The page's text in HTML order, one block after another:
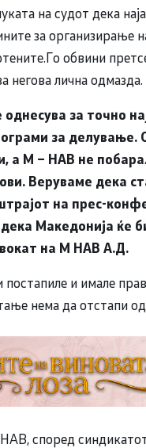
на судот дека
за организирање
обвини
негова лична одмазда.
за точно
за делување.
а М – НАВ не
Веруваме дека
на прес-
Македонија ќе
на М НАВ А.Д.
и имале
нема да отстапи
според